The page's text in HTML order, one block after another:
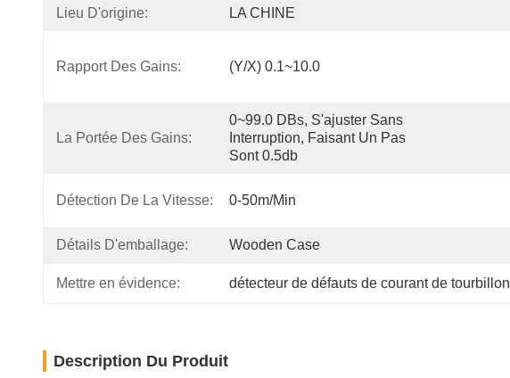
Lieu D'origine: LA CHINE
Rapport Des Gains: (Y/X) 0.1~10.0
La Portée Des Gains:
0~99.0 DBs, S'ajuster Sans
Interruption, Faisant Un Pas
Sont 0.5db
Détection De La Vitesse: 0-50m/min
Détails D'emballage: Wooden Case
Mettre en évidence: détecteur de défauts de courant de tourbillon
Description Du Produit